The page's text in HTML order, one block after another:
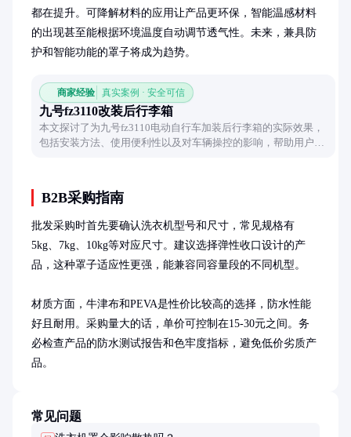
都在提升。可降解材料的应用让产品更环保，智能温感材料
的出现甚至能根据环境温度自动调节透气性。未来，兼具防
护和智能功能的罩子将成为趋势。
商家经验 真实案例 · 安全可信
九号fz3110改装后行李箱
本文探讨了为九号fz3110电动自行车加装后行李箱的实际效果，
包括安装方法、使用便利性以及对车辆操控的影响，帮助用户权
B2B采购指南
批发采购时首先要确认洗衣机型号和尺寸，常见规格有
5kg、7kg、10kg等对应尺寸。建议选择弹性收口设计的产
品，这种罩子适应性更强，能兼容同容量段的不同机型。
材质方面，牛津布和PEVA是性价比较高的选择，防水性能
好且耐用。采购量大的话，单价可控制在15-30元之间。务
必检查产品的防水测试报告和色牢度指标，避免低价劣质产
品。
常见问题